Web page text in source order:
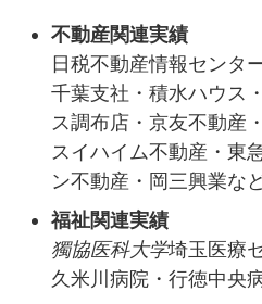
不動産関連実績
日税不動産情報センタ
千葉支社・積水ハウス
ス調布店・京友不動産
スイハイム不動産・東
ン不動産・岡三興業な
福祉関連実績
獨協医科大学埼玉医療
久米川病院・行徳中央